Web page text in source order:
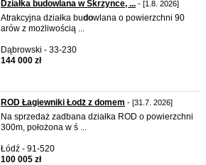
Działka budowlana w Skrzynce, ... - [1.8. 2026]
Atrakcyjna działka budowlana o powierzchni 90
arów z możliwością ...
Dąbrowski - 33-230
144 000 zł
ROD Łagiewniki Łodż z domem - [31.7. 2026]
Na sprzedaż zadbana działka ROD o powierzchni
300m, położona w ś ...
Łódź - 91-520
100 005 zł